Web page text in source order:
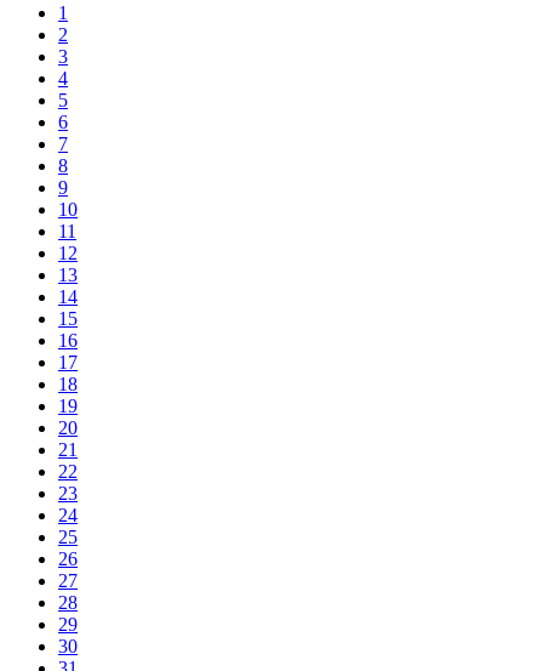
1
2
3
4
5
6
7
8
9
10
11
12
13
14
15
16
17
18
19
20
21
22
23
24
25
26
27
28
29
30